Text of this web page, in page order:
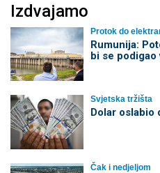
Izdvajamo
Protok do
Rumunija:
bi se
Svjetska tržišta
Dolar oslabio
Čak i nedjeljom